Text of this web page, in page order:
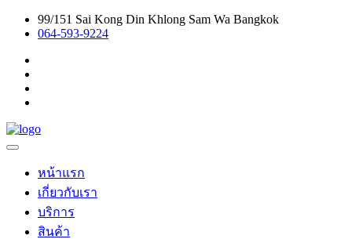
99/151 Sai Kong Din Khlong Sam Wa Bangkok
064-593-9224
หน้าแรก
เกี่ยวกับเรา
บริการ
สินค้า